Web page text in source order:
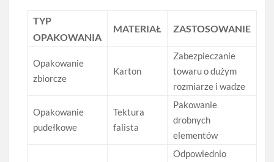
TYP
OPAKOWANIA
MATERIAŁ ZASTOSOWANIE
Opakowanie
zbiorcze
Karton
Zabezpieczanie
towaru o dużym
rozmiarze i wadze
Opakowanie
pudełkowe
Tektura
falista
Pakowanie
drobnych
elementów
Odpowiednio